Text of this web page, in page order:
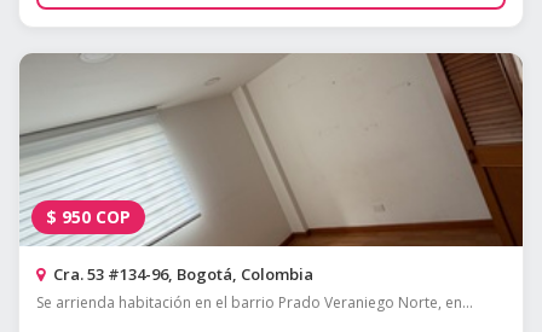
$ 950 COP
Cra. 53 #134-96, Bogotá, Colombia
Se arrienda habitación en el barrio Prado Veraniego Norte, en...